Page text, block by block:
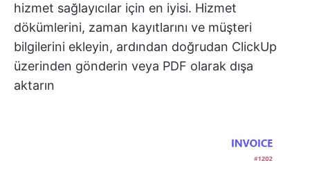
hizmet sağlayıcılar için en iyisi. Hizmet
dökümlerini, zaman kayıtlarını ve müşteri
bilgilerini ekleyin, ardından doğrudan ClickUp
üzerinden gönderin veya PDF olarak dışa
aktarın